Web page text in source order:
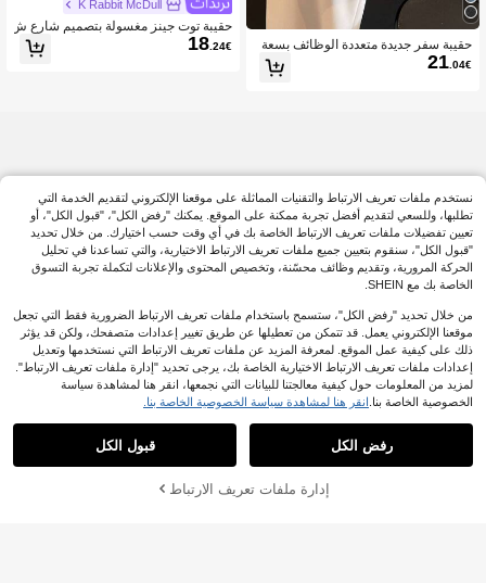
حقيبة سفر جديدة متعددة الوظائف بسعة
كبيرة للتنقل، حقيبة توت، زخرفة معدنية،
خياطة مرقعة، حقيبة الأم، حقيبة موضة كا
21.04€
K Rabbit McDull
حقيبة توت جينز مغسولة بتصميم شارع ش
خصي موضة جديدة، حقيبة ظهر متعددة ال
وظائف قابلة للتحويل، حقيبة كتف متعددة
18.24€
أضف إلى عربة التسوق بنجاح
نستخدم ملفات تعريف الارتباط والتقنيات المماثلة على موقعنا الإلكتروني لتقديم الخدمة التي
تطلبها، وللسعي لتقديم أفضل تجربة ممكنة على الموقع. يمكنك "رفض الكل"، "قبول الكل"، أو
تعيين تفضيلات ملفات تعريف الارتباط الخاصة بك في أي وقت حسب اختيارك. من خلال تحديد
"قبول الكل"، سنقوم بتعيين جميع ملفات تعريف الارتباط الاختيارية، والتي تساعدنا في تحليل
الحركة المرورية، وتقديم وظائف محسّنة، وتخصيص المحتوى والإعلانات لتكملة تجربة التسوق
الخاصة بك مع SHEIN.
من خلال تحديد "رفض الكل"، ستسمح باستخدام ملفات تعريف الارتباط الضرورية فقط التي تجعل
موقعنا الإلكتروني يعمل. قد تتمكن من تعطيلها عن طريق تغيير إعدادات متصفحك، ولكن قد يؤثر
ذلك على كيفية عمل الموقع. لمعرفة المزيد عن ملفات تعريف الارتباط التي نستخدمها وتعديل
إعدادات ملفات تعريف الارتباط الاختيارية الخاصة بك، يرجى تحديد "إدارة ملفات تعريف الارتباط".
لمزيد من المعلومات حول كيفية معالجتنا للبيانات التي نجمعها، انقر هنا لمشاهدة سياسة
الخصوصية الخاصة بنا. انقر هنا لمشاهدة سياسة الخصوصية الخاصة بنا.
رفض الكل قبول الكل
إدارة ملفات تعريف الارتباط